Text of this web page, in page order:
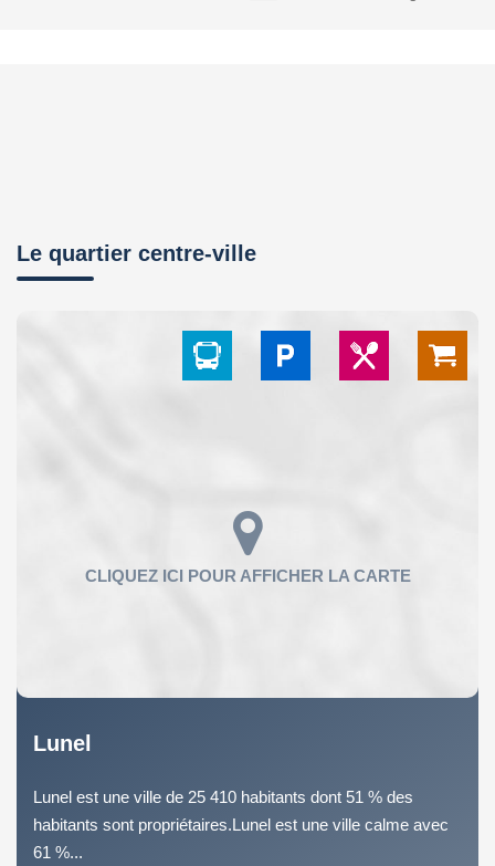
Le quartier centre-ville
Lunel
Lunel est une ville de 25 410 habitants dont 51 % des
habitants sont propriétaires.Lunel est une ville calme avec
61 %...